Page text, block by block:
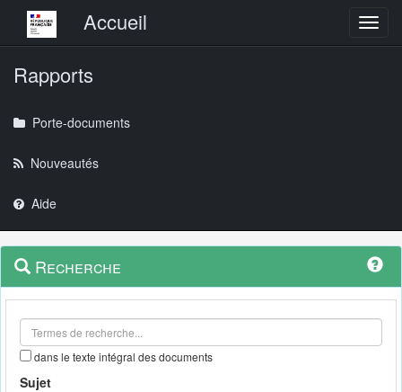
Menu principalAccueil
Rapports
Porte-documents
Nouveautés
Aide
Navigation
outils
Menu
contextuel
Recherche
dans le texte intégral des documents
Sujet